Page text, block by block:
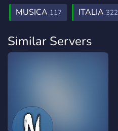
MUSICA 117 ITALIA 322
Similar Servers